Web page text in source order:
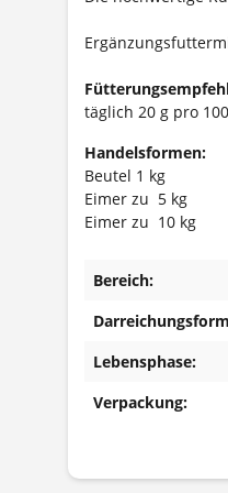
täglich 20 g pro
Handelsformen:
Beutel 1 kg
Eimer zu 5 kg
Eimer zu 10 kg
Bereich:
Lebensphase:
Verpackung: